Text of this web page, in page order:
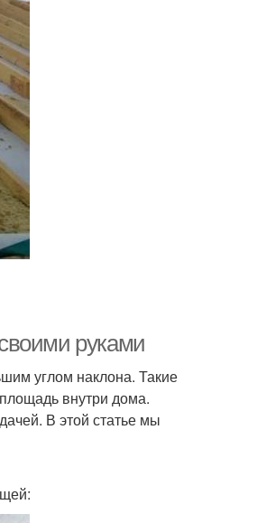
руками
углом наклона. Такие
внутри дома.
В этой статье мы